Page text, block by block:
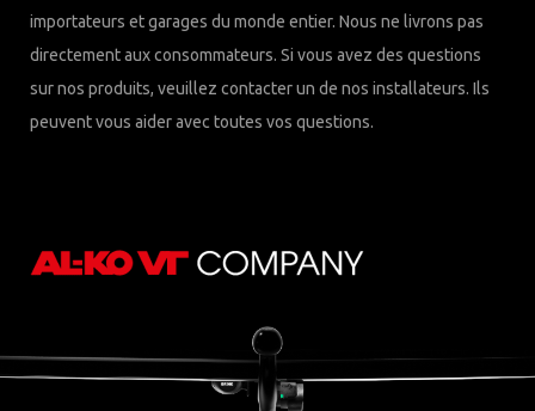
importateurs et garages du monde entier. Nous ne livrons pas
directement aux consommateurs. Si vous avez des questions
sur nos produits, veuillez contacter un de nos installateurs. Ils
peuvent vous aider avec toutes vos questions.